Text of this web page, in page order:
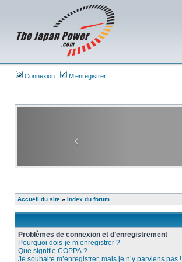
Connexion M’enregistrer
Accueil du site » Index du forum
Problèmes de connexion et d’enregistrement
Pourquoi dois-je m’enregistrer ?
Que signifie COPPA ?
Je souhaite m’enregistrer, mais je n’y parviens pas !